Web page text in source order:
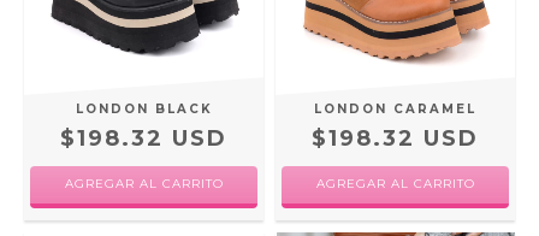
LONDON BLACK
$198.32 USD
AGREGAR AL CARRITO
LONDON CARAMEL
$198.32 USD
AGREGAR AL CARRITO